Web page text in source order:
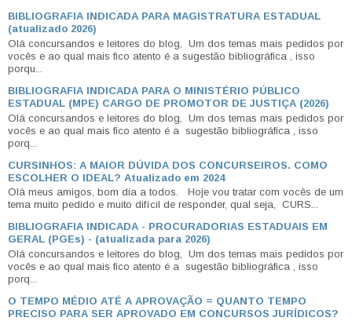
BIBLIOGRAFIA INDICADA PARA MAGISTRATURA ESTADUAL
(atualizado 2026)
Olá concursandos e leitores do blog, Um dos temas mais pedidos por
vocês e ao qual mais fico atento é a sugestão bibliográfica , isso
porqu...
BIBLIOGRAFIA INDICADA PARA O MINISTÉRIO PÚBLICO
ESTADUAL (MPE) CARGO DE PROMOTOR DE JUSTIÇA (2026)
Olá concursandos e leitores do blog, Um dos temas mais pedidos por
vocês e ao qual mais fico atento é a sugestão bibliográfica , isso
porq...
CURSINHOS: A MAIOR DÚVIDA DOS CONCURSEIROS. COMO
ESCOLHER O IDEAL? Atualizado em 2024
Olá meus amigos, bom dia a todos. Hoje vou tratar com vocês de um
tema muito pedido e muito difícil de responder, qual seja, CURS...
BIBLIOGRAFIA INDICADA - PROCURADORIAS ESTADUAIS EM
GERAL (PGEs) - (atualizada para 2026)
Olá concursandos e leitores do blog, Um dos temas mais pedidos por
vocês e ao qual mais fico atento é a sugestão bibliográfica , isso
porq...
O TEMPO MÉDIO ATÉ A APROVAÇÃO = QUANTO TEMPO
PRECISO PARA SER APROVADO EM CONCURSOS JURÍDICOS?